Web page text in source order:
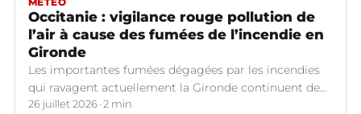
Occitanie : vigilance rouge pollution de
l’air à cause des fumées de l’incendie en
Gironde
Les importantes fumées dégagées par les incendies
qui ravagent actuellement la Gironde continuent de
se propager vers le sud-est de la France.
26 juillet 2026 2 min